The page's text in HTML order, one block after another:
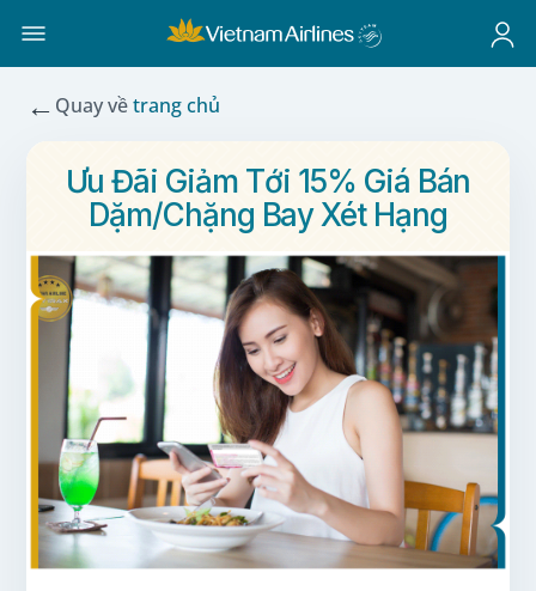
← Quay vềtrang chủ
Ưu Đãi Giảm Tới 15% Giá Bán
Dặm/Chặng Bay Xét Hạng